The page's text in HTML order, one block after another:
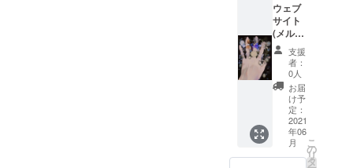
ウェブ
サイト
(メルカ
リ、ラ
クマ、
BASE
、イン
スタグ
ラム
(@qlair
_de_lun
e)、ミ
ンネ、
支援
者：
0人
お届
け予
定：
2021
年06
月
こ
の
リ
タ